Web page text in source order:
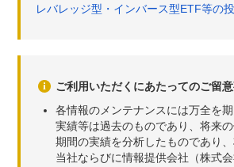
レバレッジ型・インバース型ETF等の
ご利用いただくにあたってのご留
各情報のメンテナンスには万全を
実績等は過去のものであり、将来
期間の実績を分析したものであり
当社ならびに情報提供会社（株式